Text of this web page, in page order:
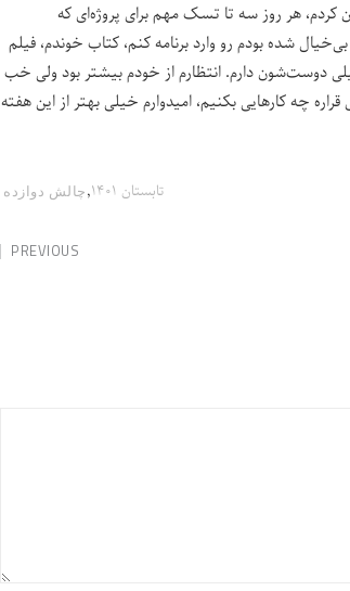
هر روز سه تا تسک مهم برای پروژه‌ای که
شده بودم رو وارد برنامه کنم، کتاب خوندم، فیلم
دوست‌شون دارم. انتظارم از خودم بیشتر بود ولی خب
چه کارهایی بکنیم، امیدوارم خیلی بهتر از این هفته
تابستان ۱۴۰۱ ,چالش‌ دوازده
PREVIOUS